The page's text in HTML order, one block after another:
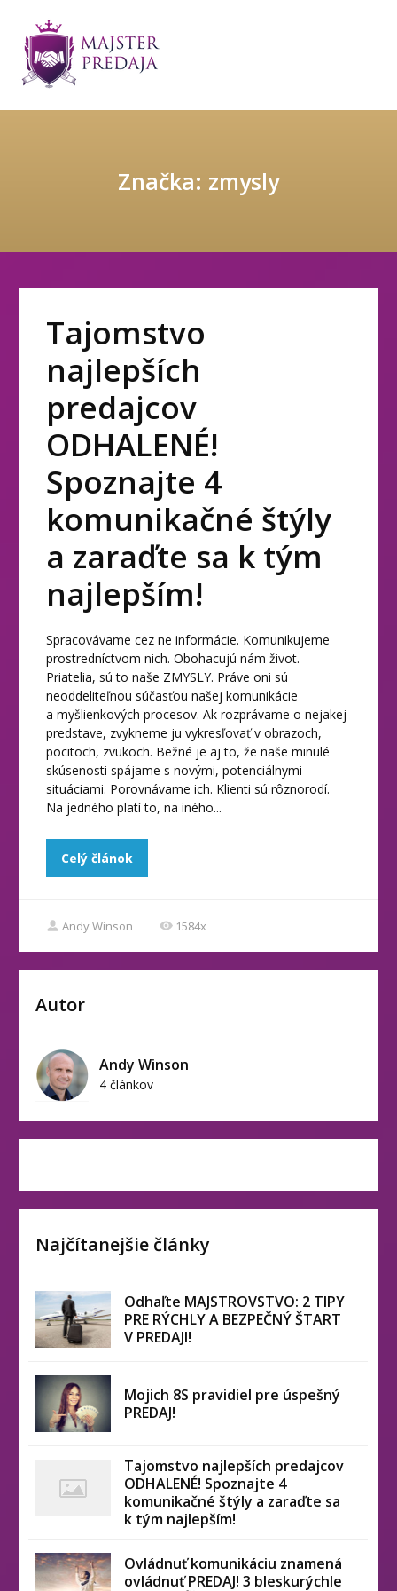
Značka: zmysly
Tajomstvo
najlepších
predajcov
ODHALENÉ!
Spoznajte 4
komunikačné štýly
a zaraďte sa k tým
najlepším!
Spracovávame cez ne informácie. Komunikujeme
prostredníctvom nich. Obohacujú nám život.
Priatelia, sú to naše ZMYSLY. Práve oni sú
neoddeliteľnou súčasťou našej komunikácie
a myšlienkových procesov. Ak rozprávame o nejakej
predstave, zvykneme ju vykresľovať v obrazoch,
pocitoch, zvukoch. Bežné je aj to, že naše minulé
skúsenosti spájame s novými, potenciálnymi
situáciami. Porovnávame ich. Klienti sú rôznorodí.
Na jedného platí to, na iného...
Celý článok
Andy Winson 1584x
Autor
Andy Winson
4 článkov
Najčítanejšie články
Odhaľte MAJSTROVSTVO: 2 TIPY
PRE RÝCHLY A BEZPEČNÝ ŠTART
V PREDAJI!
Mojich 8S pravidiel pre úspešný
PREDAJ!
Tajomstvo najlepších predajcov
ODHALENÉ! Spoznajte 4
komunikačné štýly a zaraďte sa
k tým najlepším!
Ovládnuť komunikáciu znamená
ovládnuť PREDAJ! 3 bleskurýchle